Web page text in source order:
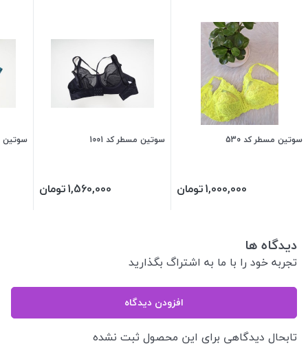
سوتین مسطر کد 530
1,000,000تومان
سوتین مسطر کد 1001
1,560,000تومان
سوتین
دیدگاه ها
تجربه خود را با ما به اشتراگ بگذارید
افزودن دیدگاه
تابحال دیدگاهی برای این محصول ثبت نشده